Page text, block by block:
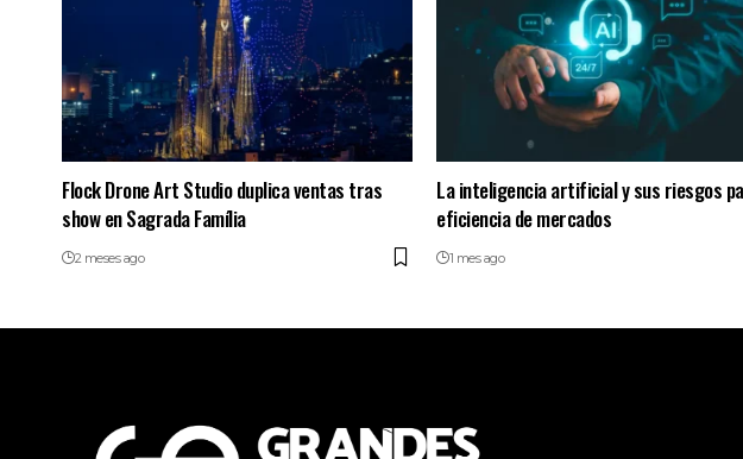
Flock Drone Art Studio duplica ventas tras
show en Sagrada Família
2 meses ago
La inteligencia artificial y sus riesgos
eficiencia de mercados
1 mes ago